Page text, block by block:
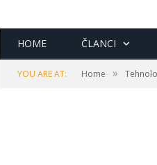
HOME ČLANCI
YOU ARE AT: Home »